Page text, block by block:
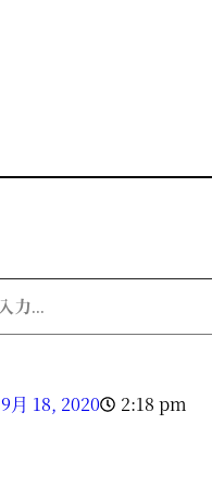
9月 18, 2020 2:18 pm